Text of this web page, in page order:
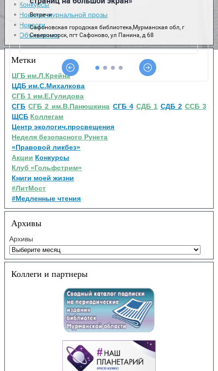
Конкурсы
Новинки журнальной прозы
Новости
Объявления
Метки
ЦГБ им.Л.Крейна
ЦДБ им.С.Михалкова
СГБ 1 им.Е.Гулидова
СГБ СГБ 2 им.В.Панюшкина СГБ 4 СДБ 1 СДБ 2 ССБ 3
ЩСБ Коллегам
Центр экологич.просвещения
Неделя безопасного Рунета
«Правовой ликбез»
Акции Конкурсы
Клуб «Гольфстрим»
Книги моей жизни
#ЛитМост
#Медленные чтения
Архивы
Архивы
Коллеги и партнеры